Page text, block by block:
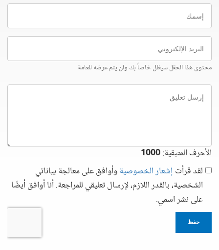
إسمك
البريد
الإلكتروني
محتوى هذا الحقل سيظل خاصاً بك ولن يتم عرضه للعامة
إرسل
تعليق
الأحرف المتبقية:1000
لقد قرأت إشعار الخصوصيةوأوافق على معالجة بياناتي
الشخصية، بالقدر اللازم، لإرسال تعليقي للمراجعة. أنا أوافق أيضًا
على نشر اسمي.
حفظ